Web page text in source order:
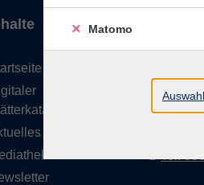
Griesstr.
85567
Matomo